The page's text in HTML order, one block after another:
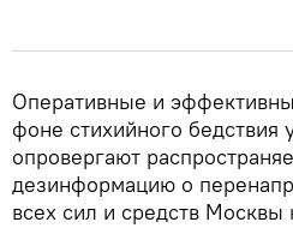
Оперативные и
фоне стихийного бедствия
опровергают
дезинформацию о
всех сил и средств